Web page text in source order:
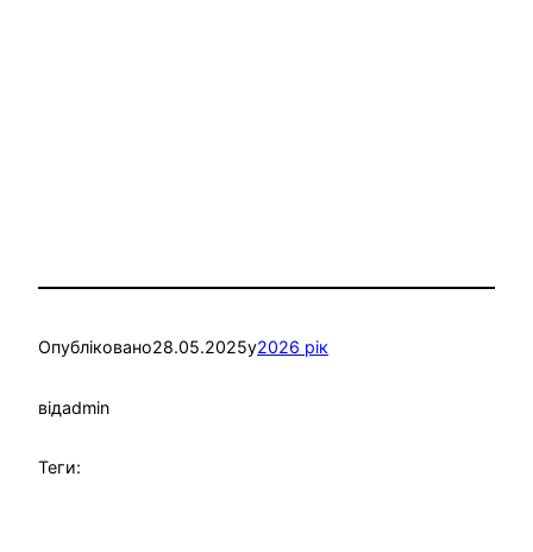
Опубліковано28.05.2025у2026 рік
відadmin
Теги: